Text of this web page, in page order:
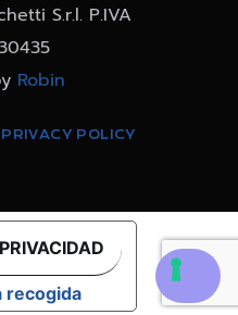
S.r.l. P.IVA
Robin
PRIVACY POLICY
recogida